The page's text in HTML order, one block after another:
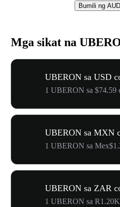
Bumili ng
Mga sikat na
UBERON sa USD
1 UBERON sa $74.59
UBERON sa MXN
1 UBERON sa
UBERON sa ZAR
1 UBERON sa